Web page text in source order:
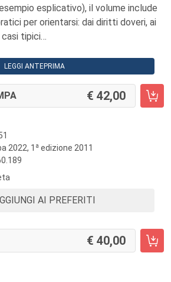
esplicativo), il volume include
per orientarsi: dai diritti doveri, ai
casi tipici…
LEGGI ANTEPRIMA
42,00
2022, 1 a edizione 2011
AI PREFERITI
40,00